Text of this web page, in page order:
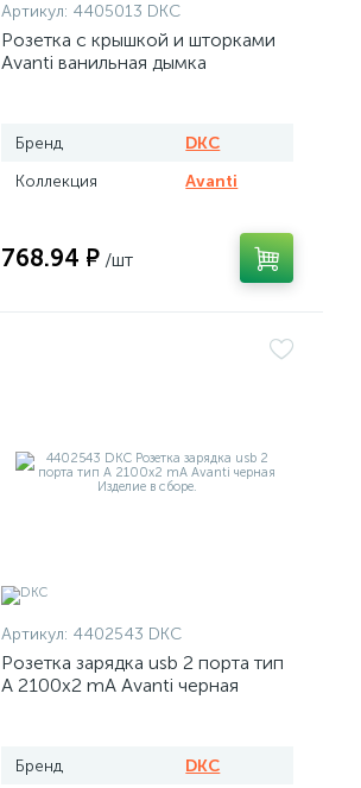
Артикул: 4405013 DKC
Розетка с крышкой и шторками
Avanti ванильная дымка
Бренд
DKC
Коллекция
Avanti
768.94 ₽ /шт
Артикул: 4402543 DKC
Розетка зарядка usb 2 порта тип
А 2100х2 mA Avanti черная
Бренд
DKC